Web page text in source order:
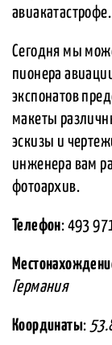
авиакатастрофе.
Сегодня мы
пионера
экспонатов
макеты
эскизы и
инженера вам
фотоархив.
Телефон: 493
Германия
Координаты: